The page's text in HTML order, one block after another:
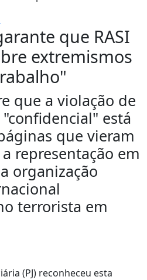
que RASI
extremismos
que a violação de
está
que vieram
representação em
organização
terrorista em
(PJ) reconheceu esta